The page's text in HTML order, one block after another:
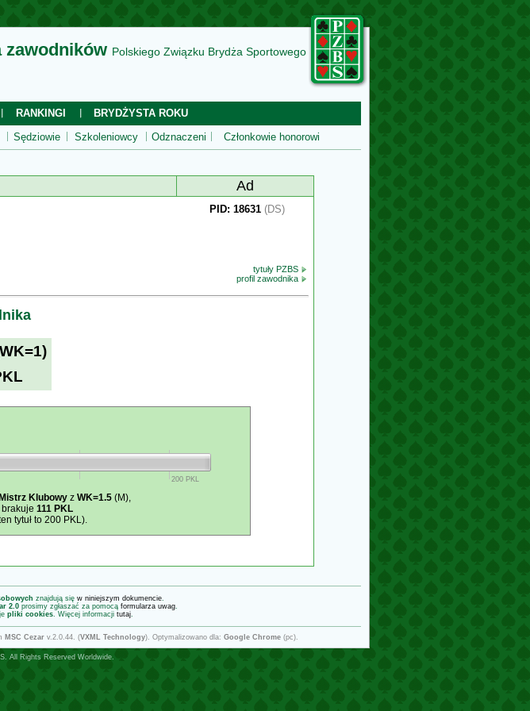
zawodników Polskiego Związku Brydża Sportowego
RANKINGI
BRYDŻYSTA ROKU
Sędziowie Szkoleniowcy Odznaczeni Członkowie honorowi
Ad
PID: 18631 (DS)
tytuły PZBS
profil zawodnika
200 PKL
Klubowy z WK=1.5 (M),
111 PKL
tytuł to 200 PKL).
znajdują się w niniejszym dokumencie.
2.0 prosimy zgłaszać za pomocą formularza uwag.
pliki cookies. Więcej informacji tutaj.
MSC Cezar v.2.0.44. (VXML Technology). Optymalizowano dla: Google Chrome (pc).
. All Rights Reserved Worldwide.